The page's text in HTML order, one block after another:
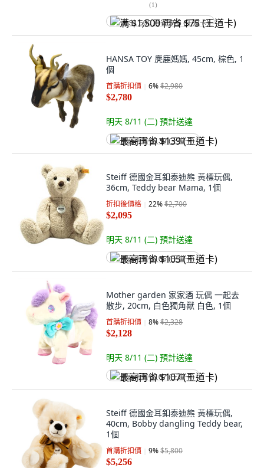
(1)
满 $1,500 再省 $75 (王道卡)
HANSA TOY 麂鹿媽媽, 45cm, 棕色, 1
個
首購折扣價 6%$2,980
$2,780
明天 8/11 (二) 預計送達
最高再省 $139 (王道卡)
Steiff 德國金耳釦泰迪熊 黃標玩偶,
36cm, Teddy bear Mama, 1個
折扣後價格 22%$2,700
$2,095
明天 8/11 (二) 預計送達
最高再省 $105 (王道卡)
Mother garden 家家酒 玩偶 一起去
散步, 20cm, 白色獨角獸 白色, 1個
首購折扣價 8%$2,328
$2,128
明天 8/11 (二) 預計送達
最高再省 $107 (王道卡)
Steiff 德國金耳釦泰迪熊 黃標玩偶,
40cm, Bobby dangling Teddy bear,
1個
首購折扣價 9%$5,800
$5,256